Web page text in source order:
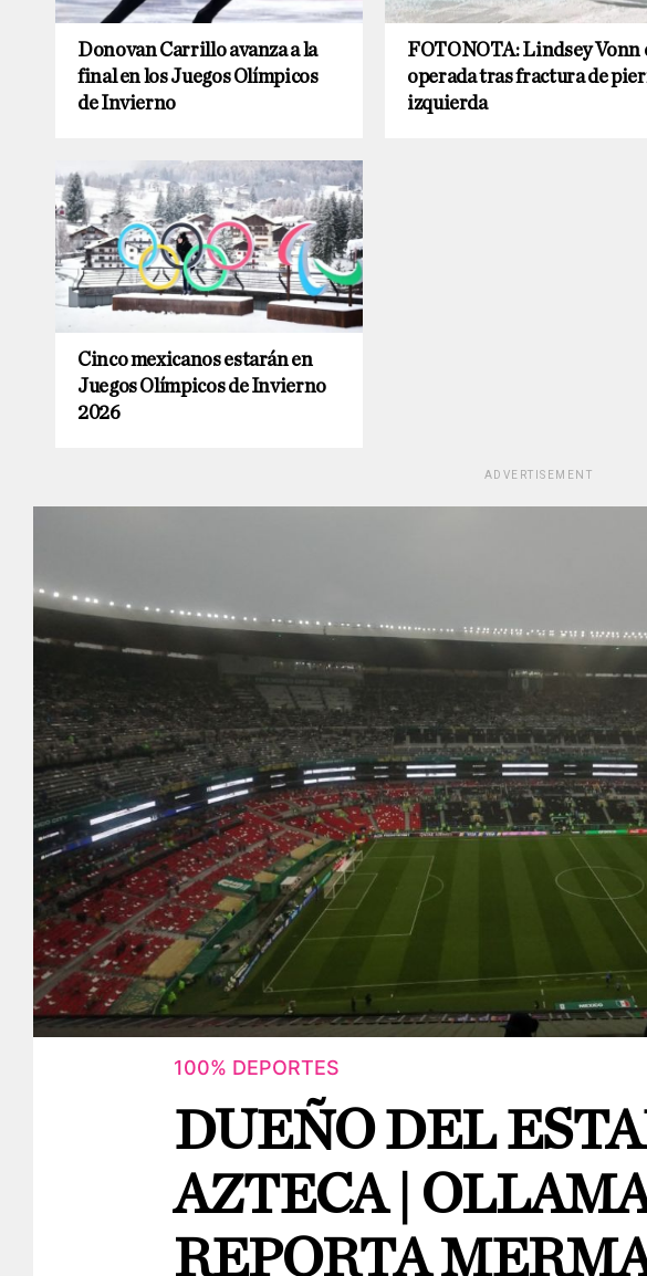
Donovan Carrillo avanza a la
final en los Juegos Olímpicos
de Invierno
FOTONOTA: Lindsey Vonn
operada tras fractura de
izquierda
Cinco mexicanos estarán en
Juegos Olímpicos de Invierno
2026
ADVERTISEMENT
100% DEPORTES
DUEÑO DEL
AZTECA |
REPORTA